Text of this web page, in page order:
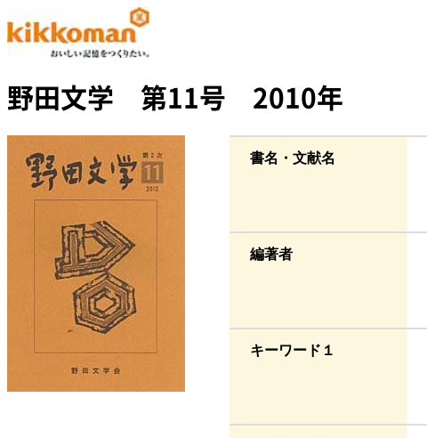
野田文学 第11号 2010年
書名・文献名
編著者
キーワード１